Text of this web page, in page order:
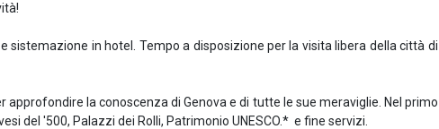
sistemazione in hotel. Tempo a disposizione per la visita libera della città di
approfondire la conoscenza di Genova e di tutte le sue meraviglie. Nel primo
del '500, Palazzi dei Rolli, Patrimonio UNESCO.* e fine servizi.